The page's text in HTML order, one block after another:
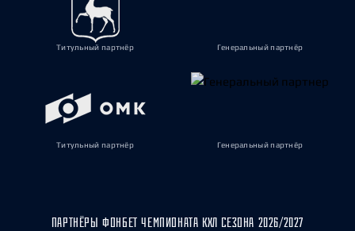
Титульный партнёр Генеральный партнёр
Титульный партнёр Генеральный партнёр
ПАРТНЁРЫ ФОНБЕТ ЧЕМПИОНАТА КХЛ СЕЗОНА 2026/2027